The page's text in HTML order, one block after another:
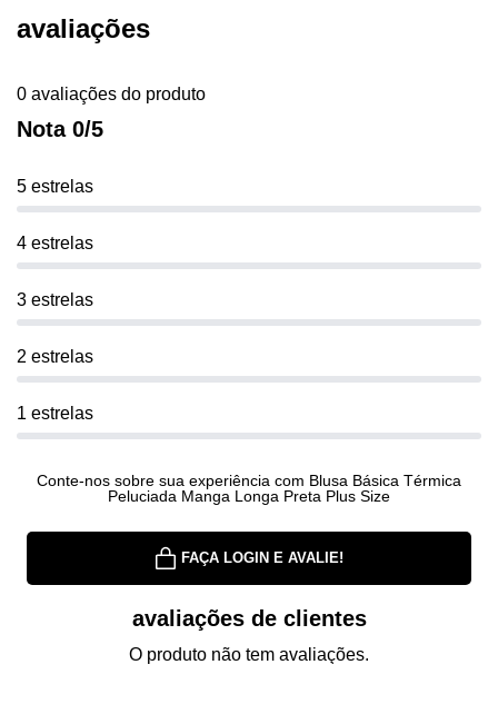
avaliações
0 avaliações do produto
Nota 0/5
5 estrelas
4 estrelas
3 estrelas
2 estrelas
1 estrelas
Conte-nos sobre sua experiência com Blusa Básica Térmica
Peluciada Manga Longa Preta Plus Size
FAÇA LOGIN E AVALIE!
avaliações de clientes
O produto não tem avaliações.